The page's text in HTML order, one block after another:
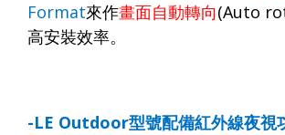
Format來作畫面自動轉向(Auto
高安裝效率。
-LE Outdoor型號配備紅外線夜視